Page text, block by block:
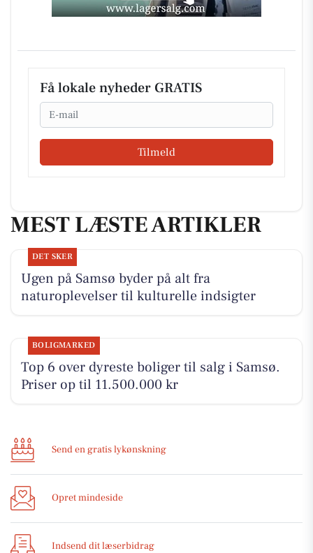
Få lokale nyheder GRATIS
Email
Tilmeld
MEST LÆSTE ARTIKLER
DET SKER
Ugen på Samsø byder på alt fra
naturoplevelser til kulturelle indsigter
BOLIGMARKED
Top 6 over dyreste boliger til salg i Samsø.
Priser op til 11.500.000 kr
Send en gratis lykønskning
Opret mindeside
Indsend dit læserbidrag